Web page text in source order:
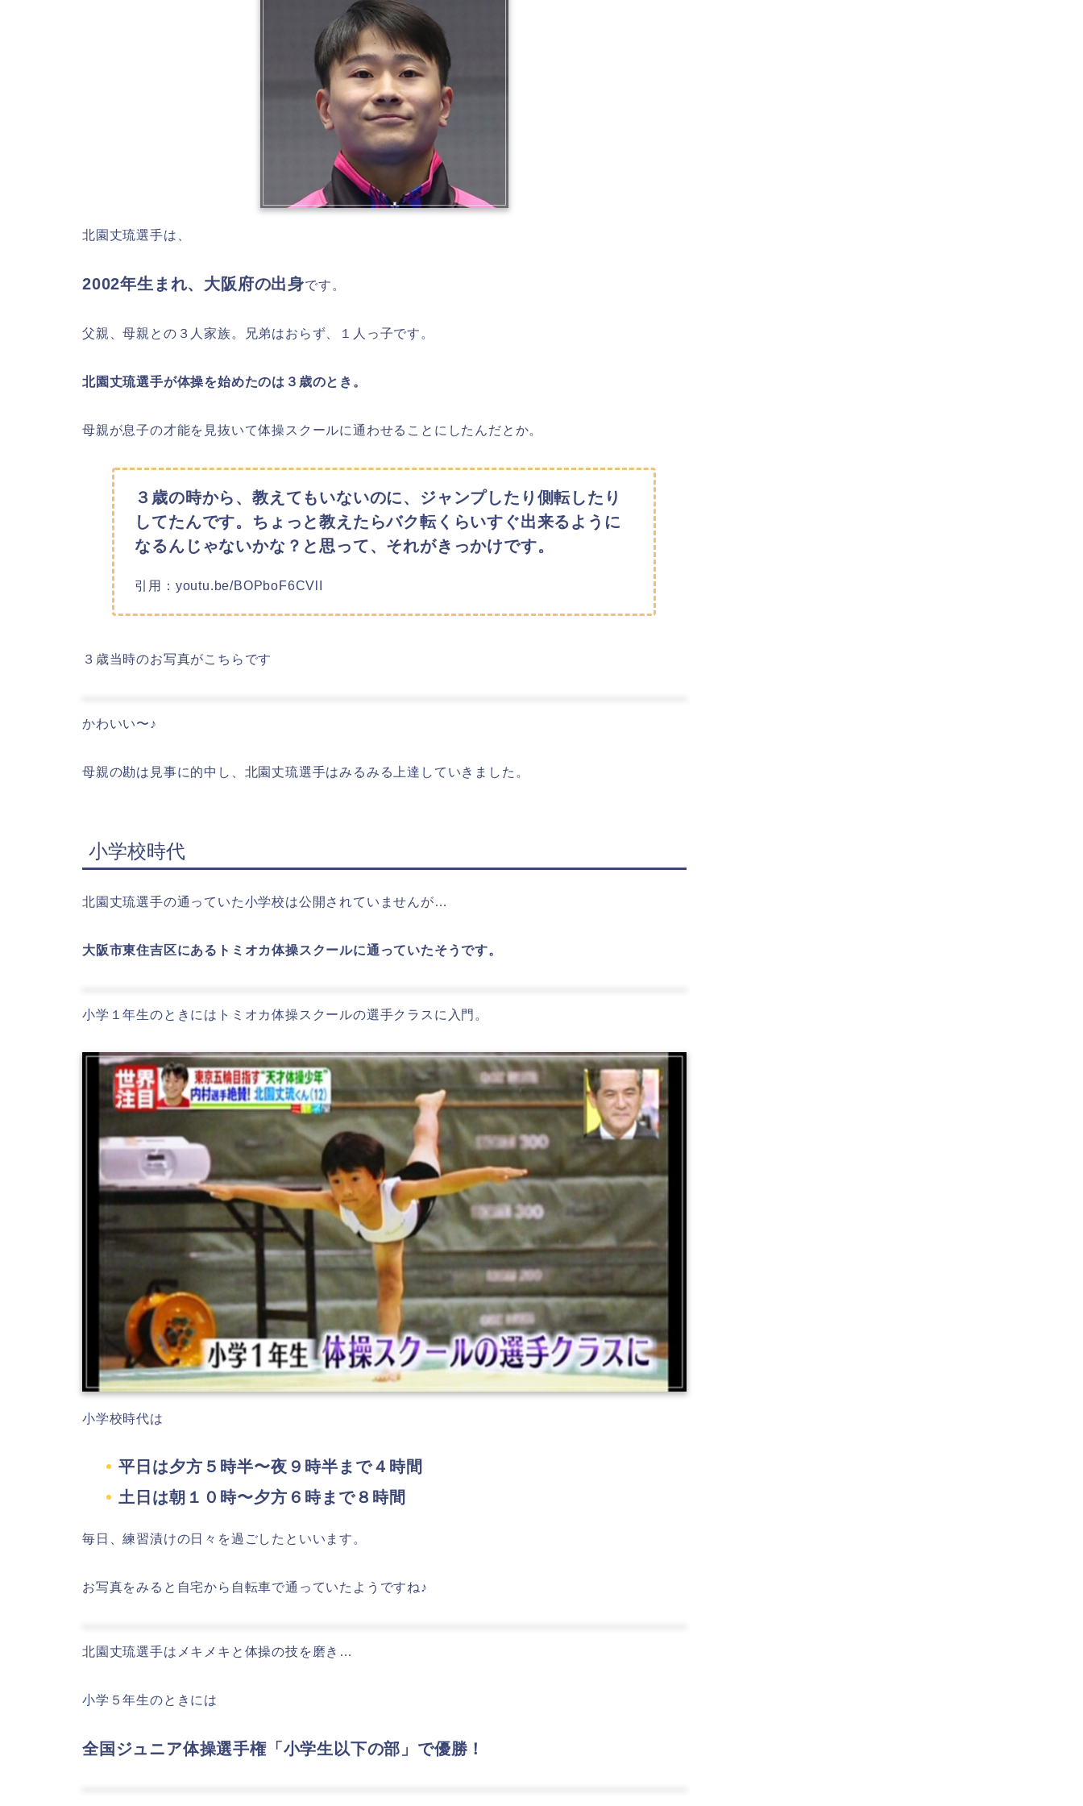
北園丈琉選手は、
2002年生まれ、大阪府の出身です。
父親、母親との３人家族。兄弟はおらず、１人っ子です。
北園丈琉選手が体操を始めたのは３歳のとき。
母親が息子の才能を見抜いて体操スクールに通わせることにしたんだとか。
３歳の時から、教えてもいないのに、ジャンプしたり側転したり
してたんです。ちょっと教えたらバク転くらいすぐ出来るように
なるんじゃないかな？と思って、それがきっかけです。
引用：youtu.be/BOPboF6CVlI
３歳当時のお写真がこちらです
かわいい〜♪
母親の勘は見事に的中し、北園丈琉選手はみるみる上達していきました。
小学校時代
北園丈琉選手の通っていた小学校は公開されていませんが…
大阪市東住吉区にあるトミオカ体操スクールに通っていたそうです。
小学１年生のときにはトミオカ体操スクールの選手クラスに入門。
小学校時代は
平日は夕方５時半〜夜９時半まで４時間
土日は朝１０時〜夕方６時まで８時間
毎日、練習漬けの日々を過ごしたといいます。
お写真をみると自宅から自転車で通っていたようですね♪
北園丈琉選手はメキメキと体操の技を磨き…
小学５年生のときには
全国ジュニア体操選手権「小学生以下の部」で優勝！